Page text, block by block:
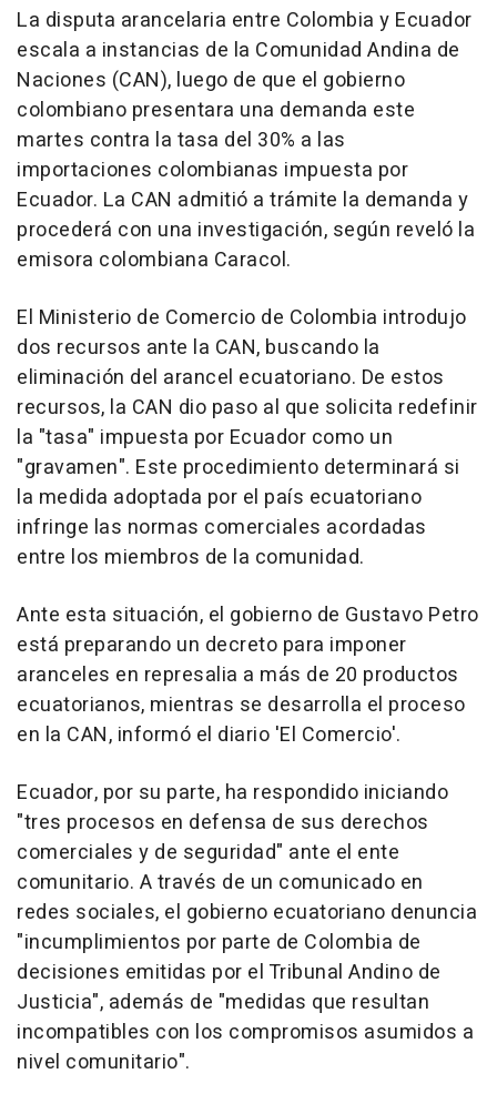
La disputa arancelaria entre Colombia y Ecuador
escala a instancias de la Comunidad Andina de
Naciones (CAN), luego de que el gobierno
colombiano presentara una demanda este
martes contra la tasa del 30% a las
importaciones colombianas impuesta por
Ecuador. La CAN admitió a trámite la demanda y
procederá con una investigación, según reveló la
emisora colombiana Caracol.
El Ministerio de Comercio de Colombia introdujo
dos recursos ante la CAN, buscando la
eliminación del arancel ecuatoriano. De estos
recursos, la CAN dio paso al que solicita redefinir
la "tasa" impuesta por Ecuador como un
"gravamen". Este procedimiento determinará si
la medida adoptada por el país ecuatoriano
infringe las normas comerciales acordadas
entre los miembros de la comunidad.
Ante esta situación, el gobierno de Gustavo Petro
está preparando un decreto para imponer
aranceles en represalia a más de 20 productos
ecuatorianos, mientras se desarrolla el proceso
en la CAN, informó el diario 'El Comercio'.
Ecuador, por su parte, ha respondido iniciando
"tres procesos en defensa de sus derechos
comerciales y de seguridad" ante el ente
comunitario. A través de un comunicado en
redes sociales, el gobierno ecuatoriano denuncia
"incumplimientos por parte de Colombia de
decisiones emitidas por el Tribunal Andino de
Justicia", además de "medidas que resultan
incompatibles con los compromisos asumidos a
nivel comunitario".